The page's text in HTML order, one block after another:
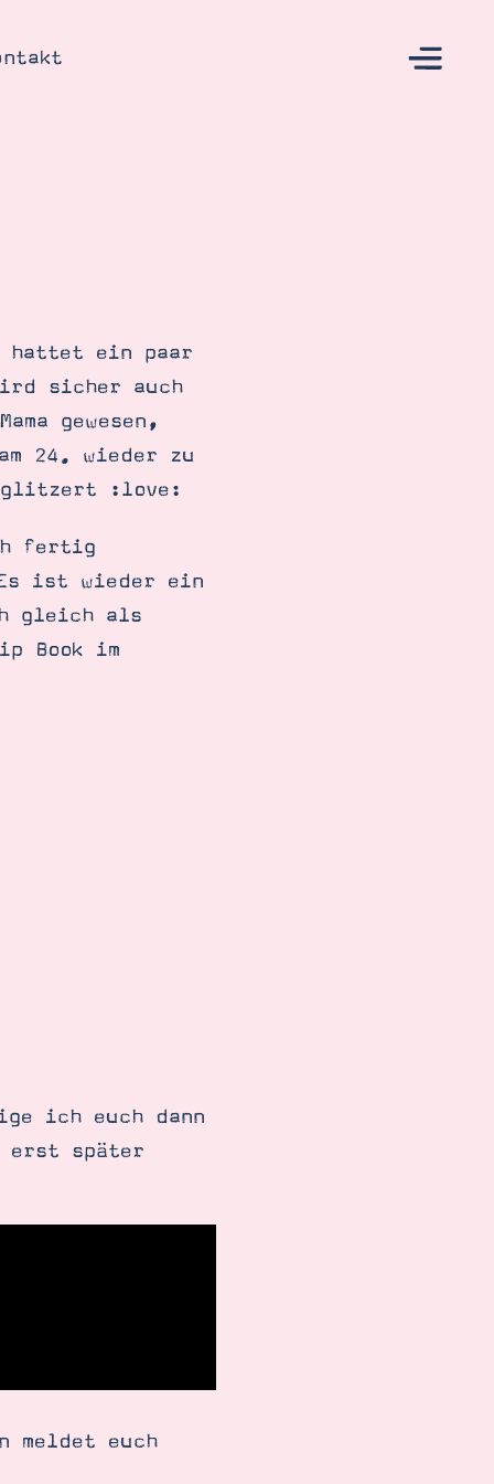
hattet ein paar
sicher auch
gewesen,
24. wieder zu
glitzert :love:
fertig
Es ist wieder ein
gleich als
Book im
ich euch dann
erst später
meldet euch